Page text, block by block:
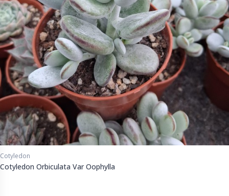
Cotyledon
Cotyledon Orbiculata Var Oophylla